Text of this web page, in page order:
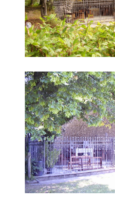
Grotta della Madonna di